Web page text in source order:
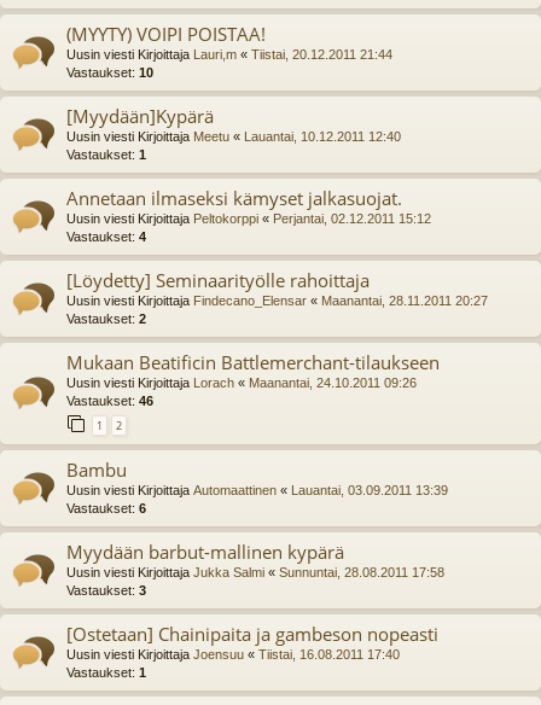
(MYYTY) VOIPI POISTAA!
Uusin viesti Kirjoittaja Lauri,m « Tiistai, 20.12.2011 21:44
Vastaukset: 10
[Myydään]Kypärä
Uusin viesti Kirjoittaja Meetu « Lauantai, 10.12.2011 12:40
Vastaukset: 1
Annetaan ilmaseksi kämyset jalkasuojat.
Uusin viesti Kirjoittaja Peltokorppi « Perjantai, 02.12.2011 15:12
Vastaukset: 4
[Löydetty] Seminaarityölle rahoittaja
Uusin viesti Kirjoittaja Findecano_Elensar « Maanantai, 28.11.2011 20:27
Vastaukset: 2
Mukaan Beatificin Battlemerchant-tilaukseen
Uusin viesti Kirjoittaja Lorach « Maanantai, 24.10.2011 09:26
Vastaukset: 46
1 2
Bambu
Uusin viesti Kirjoittaja Automaattinen «
Lauantai, 03.09.2011 13:39
Vastaukset: 6
Myydään barbut-mallinen kypärä
Uusin viesti Kirjoittaja Jukka Salmi « Sunnuntai, 28.08.2011 17:58
Vastaukset: 3
[Ostetaan] Chainipaita ja gambeson nopeasti
Uusin viesti Kirjoittaja Joensuu « Tiistai, 16.08.2011 17:40
Vastaukset: 1